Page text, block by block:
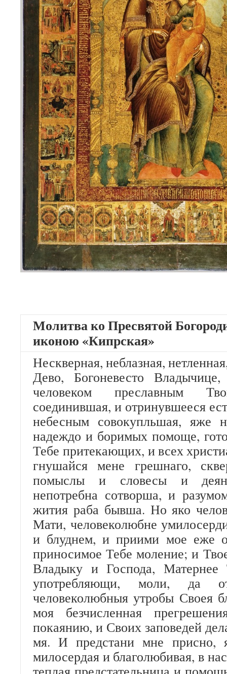
Молитва ко Пресвятой
иконою «Кипрская»
Нескверная, неблазная,
Дево, Богоневесто
человеком преславным
соединившая, и отринувшееся
небесным совокупльшая, яже
надеждо и боримых помоще,
Тебе притекающих, и всех
гнушайся мене грешнаго,
помыслы и словесы и
непотребна сотворша, и
жития раба бывша. Но яко
Мати, человеколюбне
и блуднем, и приими мое еже
приносимое Тебе моление; и
Владыку и Господа, Матернее
употребляющи, моли, да
человеколюбныя утробы Своея
моя безчисленная
покаянию, и Своих заповедей
мя. И предстани мне присно,
милосердая и благолюбивая, в